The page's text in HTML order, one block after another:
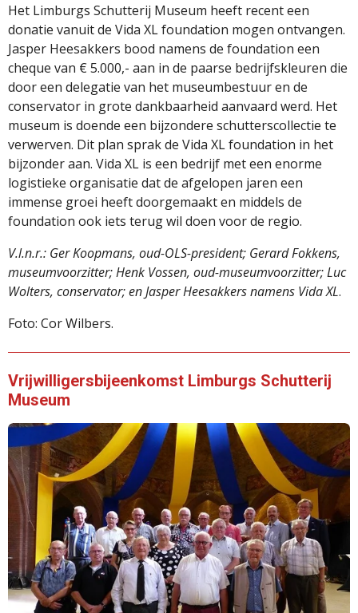
Het Limburgs Schutterij Museum heeft recent een
donatie vanuit de Vida XL foundation mogen ontvangen.
Jasper Heesakkers bood namens de foundation een
cheque van € 5.000,- aan in de paarse bedrijfskleuren die
door een delegatie van het museumbestuur en de
conservator in grote dankbaarheid aanvaard werd. Het
museum is doende een bijzondere schutterscollectie te
verwerven. Dit plan sprak de Vida XL foundation in het
bijzonder aan. Vida XL is een bedrijf met een enorme
logistieke organisatie dat de afgelopen jaren een
immense groei heeft doorgemaakt en middels de
foundation ook iets terug wil doen voor de regio.
V.l.n.r.: Ger Koopmans, oud-OLS-president; Gerard Fokkens,
museumvoorzitter; Henk Vossen, oud-museumvoorzitter; Luc
Wolters, conservator; en Jasper Heesakkers namens Vida XL.
Foto: Cor Wilbers.
Vrijwilligersbijeenkomst Limburgs Schutterij
Museum